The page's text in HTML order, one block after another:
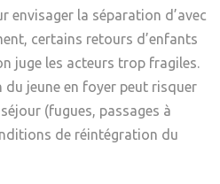
envisager la séparation d’avec
certains retours d’enfants
juge les acteurs trop fragiles.
jeune en foyer peut risquer
(fugues, passages à
de réintégration du